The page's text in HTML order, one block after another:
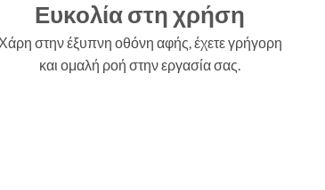
Ευκολία στη χρήση
Χάρη στην έξυπνη οθόνη αφής, έχετε γρήγορη
και ομαλή ροή στην εργασία σας.